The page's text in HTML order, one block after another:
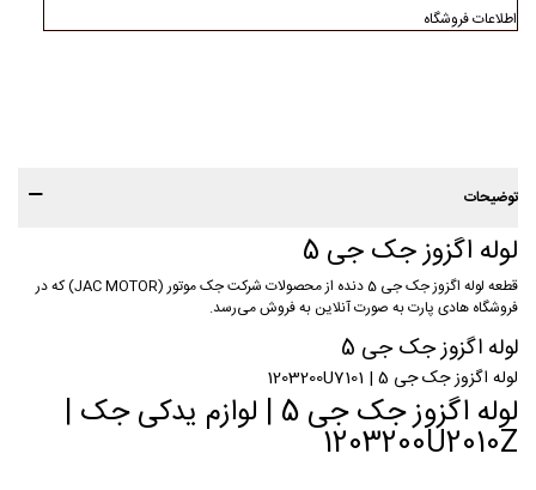
اطلاعات فروشگاه
توضیحات
لوله اگزوز جک جی 5
قطعه لوله اگزوز جک جی 5 دنده از محصولات شرکت جک موتور (JAC MOTOR) که در
فروشگاه هادی پارت به صورت آنلاین به فروش می‌رسد.
لوله اگزوز جک جی 5
لوله اگزوز جک جی 5 | 1203200U7101
لوله اگزوز جک جی 5 | لوازم یدکی جک |
1203200U2010Z